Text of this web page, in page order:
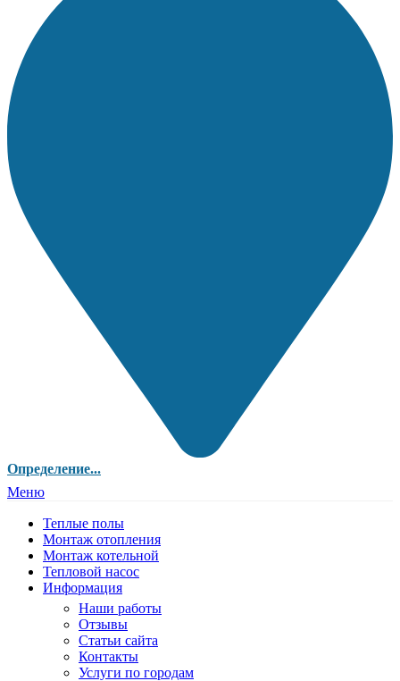
Определение...
Меню
Теплые полы
Монтаж отопления
Монтаж котельной
Тепловой насос
Информация
Наши работы
Отзывы
Статьи сайта
Контакты
Услуги по городам